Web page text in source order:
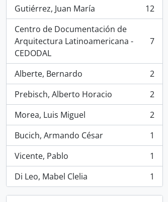
Gutiérrez, Juan María
, 12 resultados
12
Centro de Documentación de
Arquitectura Latinoamericana -
CEDODAL
, 7 resultados 7
Alberte, Bernardo
, 2 resultados
2
Prebisch, Alberto Horacio
, 2 resultados
2
Morea, Luis Miguel
, 2 resultados
2
Bucich, Armando César
, 1 resultados
1
Vicente, Pablo
, 1 resultados
1
Di Leo, Mabel Clelia
, 1 resultados 1